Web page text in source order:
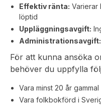
Effektiv ränta:
löptid
Uppläggningsavgift:
Administrationsavgift:
För att kunna ansöka
behöver du uppfylla
Vara minst 20 år gammal
Vara folkbokförd i